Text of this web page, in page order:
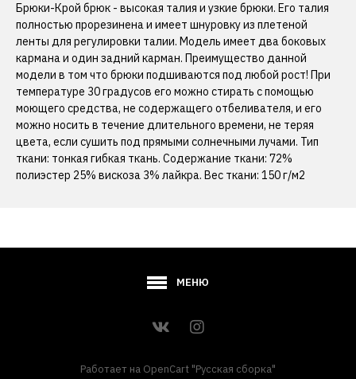
Брюки-Крой брюк - высокая талия и узкие брюки. Его талия
полностью прорезинена и имеет шнуровку из плетеной
ленты для регулировки талии. Модель имеет два боковых
кармана и один задний карман. Преимущество данной
модели в том что брюки подшиваются под любой рост! При
температуре 30 градусов его можно стирать с помощью
моющего средства, не содержащего отбеливателя, и его
можно носить в течение длительного времени, не теряя
цвета, если сушить под прямыми солнечными лучами. Тип
ткани: тонкая гибкая ткань. Содержание ткани: 72%
полиэстер 25% вискоза 3% лайкра. Вес ткани: 150 г/м2
МЕНЮ
Работает на OpenCart "Русская сборка"